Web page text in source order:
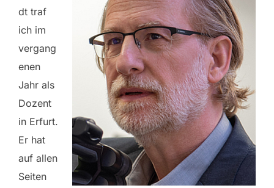
dt traf
ich im
vergang
enen
Jahr als
Dozent
in Erfurt.
Er hat
auf allen
Seiten